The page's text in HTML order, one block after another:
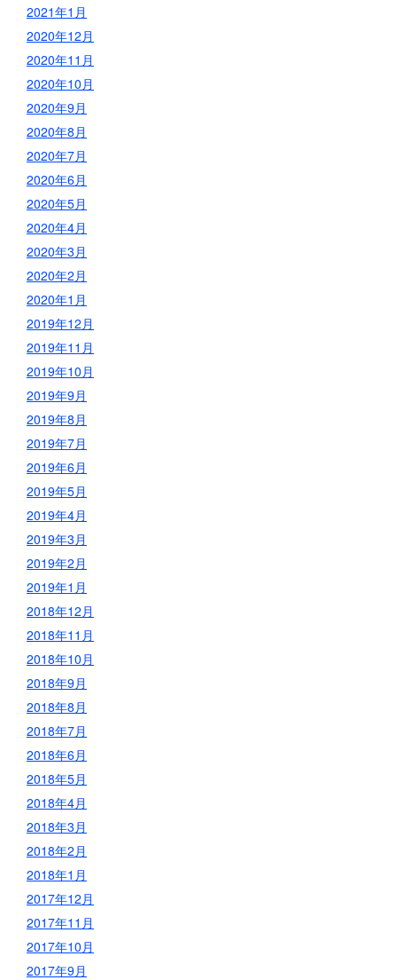
2021年1月
2020年12月
2020年11月
2020年10月
2020年9月
2020年8月
2020年7月
2020年6月
2020年5月
2020年4月
2020年3月
2020年2月
2020年1月
2019年12月
2019年11月
2019年10月
2019年9月
2019年8月
2019年7月
2019年6月
2019年5月
2019年4月
2019年3月
2019年2月
2019年1月
2018年12月
2018年11月
2018年10月
2018年9月
2018年8月
2018年7月
2018年6月
2018年5月
2018年4月
2018年3月
2018年2月
2018年1月
2017年12月
2017年11月
2017年10月
2017年9月